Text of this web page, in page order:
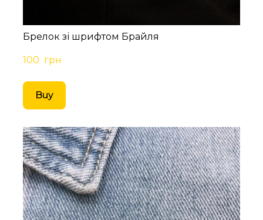
Брелок зі шрифтом Брайля
100  грн
Buy